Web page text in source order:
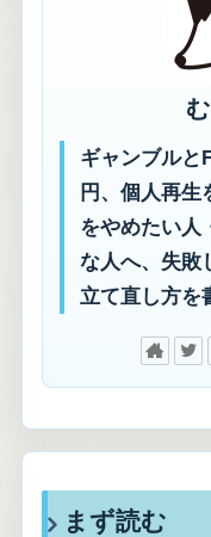
ギャンブルと
円、個人再生
をやめたい人
な人へ、失敗
立て直し方を
まず読む